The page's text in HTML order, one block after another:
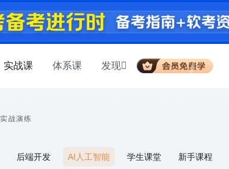
实战课 体系课 发现
后端开发 AI人工智能 学生课堂 新手课程